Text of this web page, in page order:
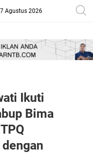
Agustus 2026
Ikuti
Bima